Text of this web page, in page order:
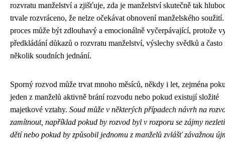
rozvratu manželství a zjišťuje, zda je manželství skutečně tak
trvale rozvráceno, že nelze očekávat obnovení manželského
proces může být zdlouhavý a emocionálně vyčerpávající, protože
předkládání důkazů o rozvratu manželství, výslechy svědků a často
několik soudních jednání.
Sporný rozvod může trvat mnoho měsíců, někdy i let, zejména
jeden z manželů aktivně brání rozvodu nebo pokud existují složité
majetkové vztahy. Soud může v některých případech návrh na
zamítnout, například pokud by rozvod byl v rozporu se zájmy
dětí nebo pokud by způsobil jednomu z manželů zvlášť závažnou